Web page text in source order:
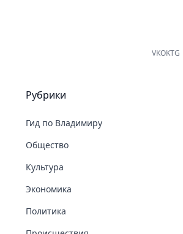
VKOKTG
Рубрики
Гид по Владимиру
Общество
Культура
Экономика
Политика